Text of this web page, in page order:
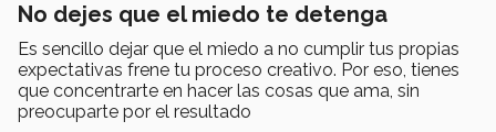
No dejes que el miedo te detenga
Es sencillo dejar que el miedo a no cumplir tus propias
expectativas frene tu proceso creativo. Por eso, tienes
que concentrarte en hacer las cosas que ama, sin
preocuparte por el resultado